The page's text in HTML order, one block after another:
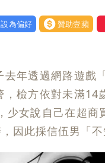
拚先進製程 挑戰
房東！漲租→續
間商羈押禁見
：上廁所多少？
偏好 贊助壹蘋
去年透過網路遊
檢方依對未滿
女說自己在超
因此採信伍男「